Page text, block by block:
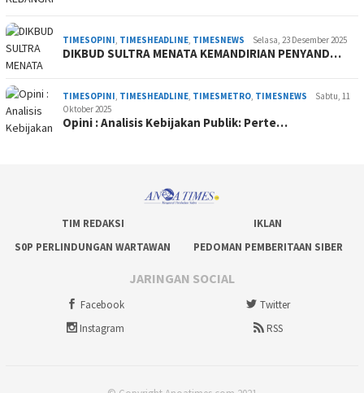
TIMESOPINI, TIMESHEADLINE, TIMESNEWS Selasa, 23 Desember 2025
DIKBUD SULTRA MENATA KEMANDIRIAN PENYAND…
TIMESOPINI, TIMESHEADLINE, TIMESMETRO, TIMESNEWS
Sabtu, 11
Oktober 2025
Opini : Analisis Kebijakan Publik: Perte…
TIM REDAKSI
IKLAN
S0P PERLINDUNGAN WARTAWAN
PEDOMAN PEMBERITAAN SIBER
JARINGAN SOCIAL
Facebook
Twitter
Instagram
RSS